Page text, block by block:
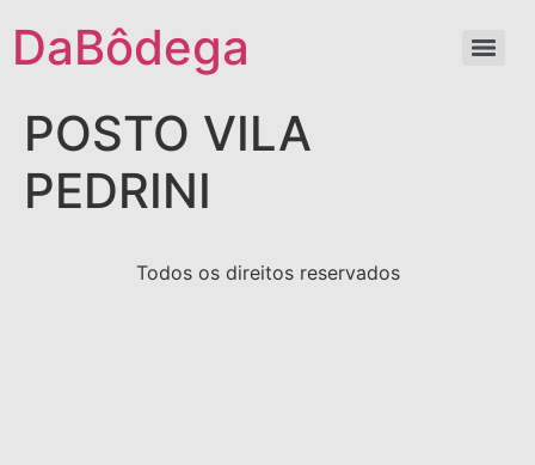
DaBôdega
POSTO VILA
PEDRINI
Todos os direitos reservados